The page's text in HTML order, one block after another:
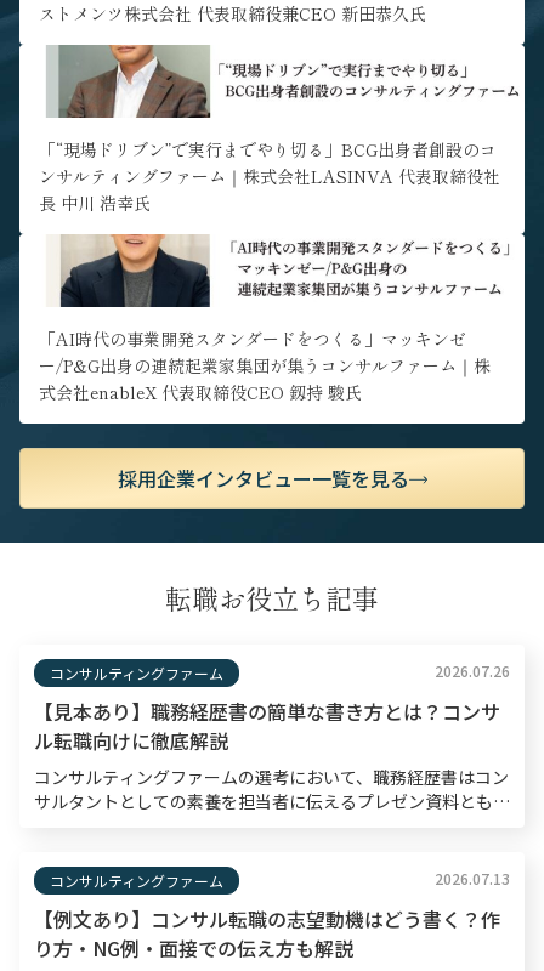
ストメンツ株式会社 代表取締役兼CEO 新田恭久氏
" alt="「“現場ドリブン”で実行までやり切る」BCG出身者創設の
コンサルティングファーム｜株式会社LASINVA 代表取締役社長 中
川 浩幸氏">
「“現場ドリブン”で実行までやり切る」BCG出身者創設のコ
ンサルティングファーム｜株式会社LASINVA 代表取締役社
長 中川 浩幸氏
" alt="「AI時代の事業開発スタンダードをつくる」マッキンゼ
ー/P&G出身の連続起業家集団が集うコンサルファーム｜株式会社
enableX 代表取締役CEO 釼持 駿氏">
「AI時代の事業開発スタンダードをつくる」マッキンゼ
ー/P&G出身の連続起業家集団が集うコンサルファーム｜株
式会社enableX 代表取締役CEO 釼持 駿氏
採用企業インタビュー一覧を見る
転職お役立ち記事
コンサルティングファーム 2026.07.26
【見本あり】職務経歴書の簡単な書き方とは？コンサ
ル転職向けに徹底解説
コンサルティングファームの選考において、職務経歴書はコン
サルタントとしての素養を担当者に伝えるプレゼン資料とも言
コンサルティングファーム 2026.07.13
【例文あり】コンサル転職の志望動機はどう書く？作
り方・NG例・面接での伝え方も解説